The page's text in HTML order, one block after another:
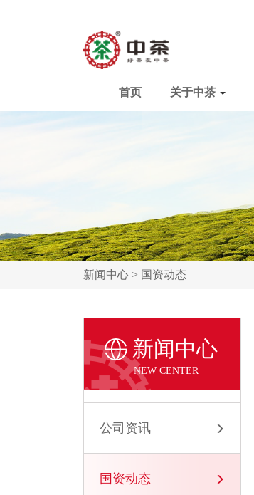
首页 关于中茶
新闻中心 > 国资动态
新闻中心
NEW CENTER
公司资讯
国资动态